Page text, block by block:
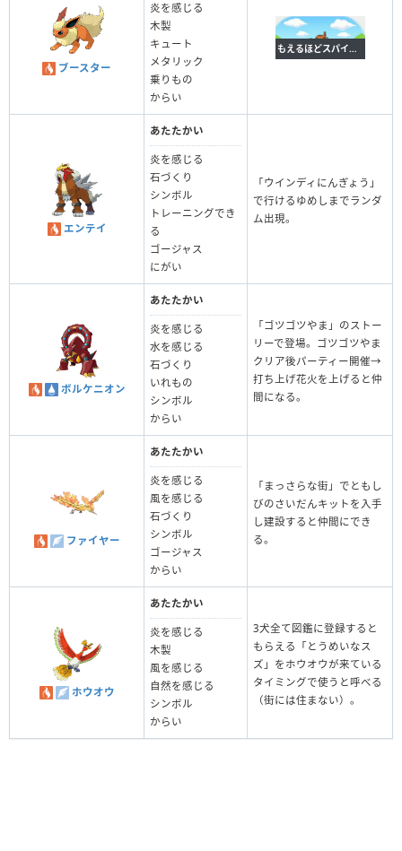
ブースター
炎を感じる
木製
キュート
メタリック
乗りもの
からい
もえるほどスパイシー
エンテイ
あたたかい
炎を感じる
石づくり
シンボル
トレーニングでき
る
ゴージャス
にがい
「ウインディにんぎょう」
で行けるゆめしまでランダ
ム出現。
ボルケニオン
あたたかい
炎を感じる
水を感じる
石づくり
いれもの
シンボル
からい
「ゴツゴツやま」のストー
リーで登場。ゴツゴツやま
クリア後パーティー開催→
打ち上げ花火を上げると仲
間になる。
ファイヤー
あたたかい
炎を感じる
風を感じる
石づくり
シンボル
ゴージャス
からい
「まっさらな街」でともし
びのさいだんキットを入手
し建設すると仲間にでき
る。
ホウオウ
あたたかい
炎を感じる
木製
風を感じる
自然を感じる
シンボル
からい
3犬全て図鑑に登録すると
もらえる「とうめいなス
ズ」をホウオウが来ている
タイミングで使うと呼べる
（街には住まない）。